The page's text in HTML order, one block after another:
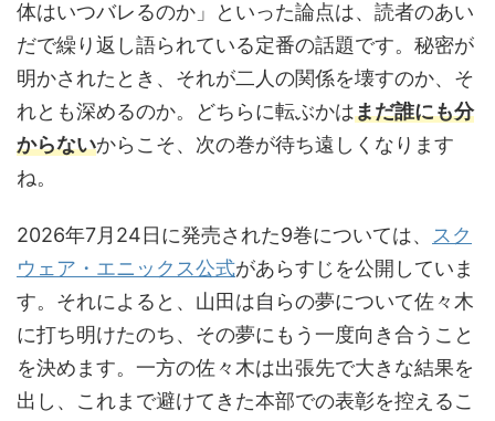
体はいつバレるのか」といった論点は、読者のあい
だで繰り返し語られている定番の話題です。秘密が
明かされたとき、それが二人の関係を壊すのか、そ
れとも深めるのか。どちらに転ぶかはまだ誰にも分
からないからこそ、次の巻が待ち遠しくなります
ね。
2026年7月24日に発売された9巻については、
スク
ウェア・エニックス公式があらすじを公開していま
す。それによると、山田は自らの夢について佐々木
に打ち明けたのち、その夢にもう一度向き合うこと
を決めます。一方の佐々木は出張先で大きな結果を
出し、これまで避けてきた本部での表彰を控えるこ